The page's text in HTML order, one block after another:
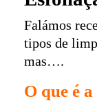
Falámos
tipos de
mas….
O que é